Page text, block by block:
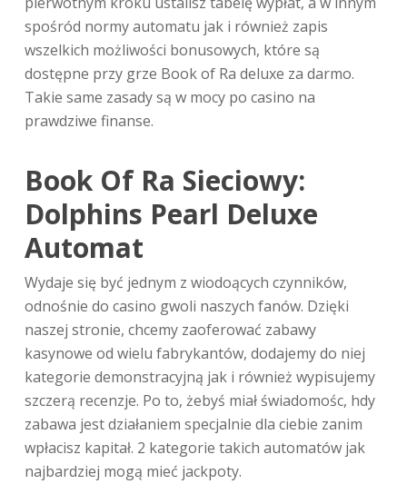
spośród normy automatu jak i również zapis
wszelkich możliwości bonusowych, które są
dostępne przy grze Book of Ra deluxe za darmo.
Takie same zasady są w mocy po casino na
prawdziwe finanse.
Book Of Ra Sieciowy:
Dolphins Pearl Deluxe
Automat
Wydaje się być jednym z wiodoących czynników,
odnośnie do casino gwoli naszych fanów. Dzięki
naszej stronie, chcemy zaoferować zabawy
kasynowe od wielu fabrykantów, dodajemy do niej
kategorie demonstracyjną jak i również wypisujemy
szczerą recenzje. Po to, żebyś miał świadomośc, hdy
zabawa jest działaniem specjalnie dla ciebie zanim
wpłacisz kapitał. 2 kategorie takich automatów jak
najbardziej mogą mieć jackpoty.